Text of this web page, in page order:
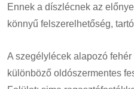
Ennek a díszlécnek az
könnyű felszerelhetőség,
A szegélylécek alapozó
különböző oldószermentes